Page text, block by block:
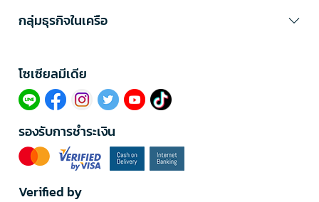
กลุ่มธุรกิจในเครือ
โซเซียลมีเดีย​
รองรับการชำระเงิน
Verified by